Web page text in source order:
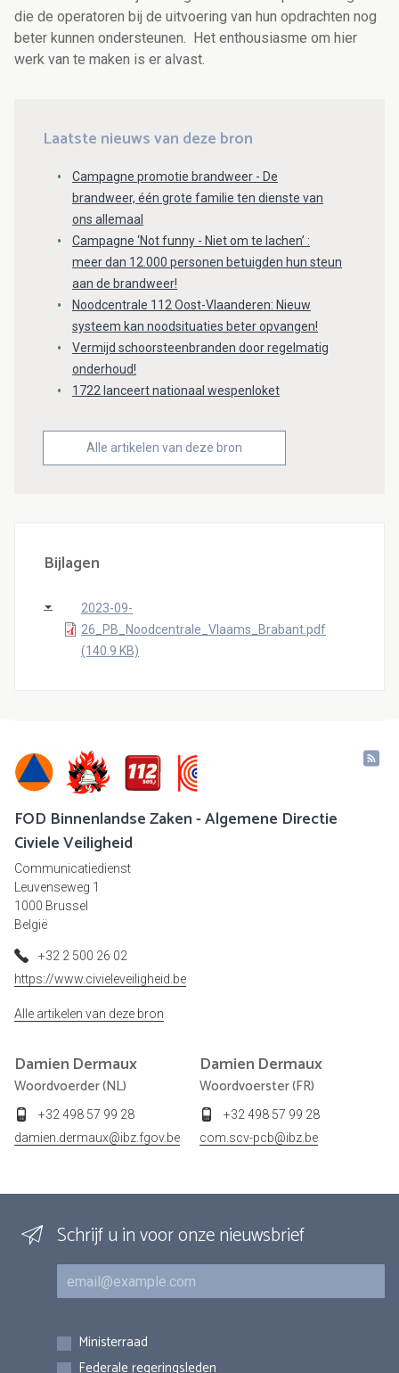
die de operatoren bij de uitvoering van hun opdrachten nog
beter kunnen ondersteunen. Het enthousiasme om hier
werk van te maken is er alvast.
Laatste nieuws van deze bron
Campagne promotie brandweer - De
brandweer, één grote familie ten dienste van
ons allemaal
Campagne ‘Not funny - Niet om te lachen’ :
meer dan 12.000 personen betuigden hun steun
aan de brandweer!
Noodcentrale 112 Oost-Vlaanderen: Nieuw
systeem kan noodsituaties beter opvangen!
Vermijd schoorsteenbranden door regelmatig
onderhoud!
1722 lanceert nationaal wespenloket
Alle artikelen van deze bron
Bijlagen
2023-09-
26_PB_Noodcentrale_Vlaams_Brabant.pdf
(140.9 KB)
FOD Binnenlandse Zaken - Algemene Directie
Civiele Veiligheid
Communicatiedienst
Leuvenseweg 1
1000 Brussel
België
+32 2 500 26 02
https://www.civieleveiligheid.be
Alle artikelen van deze bron
Damien Dermaux
Woordvoerder (NL)
+32 498 57 99 28
damien.dermaux@ibz.fgov.be
Damien Dermaux
Woordvoerster (FR)
+32 498 57 99 28
com.scv-pcb@ibz.be
Schrijf u in voor onze nieuwsbrief
E-mail
Inschrijvingen
Ministerraad
Federale regeringsleden